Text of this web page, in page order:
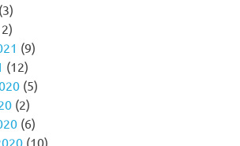
(3)
(9)
(12)
(5)
(2)
(6)
(10)